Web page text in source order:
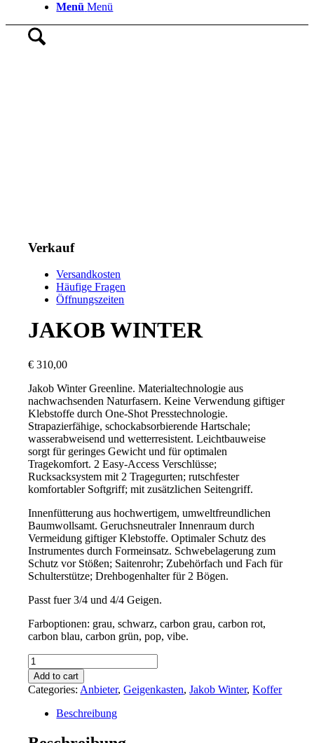
Menü Menü
Verkauf
Versandkosten
Häufige Fragen
Öffnungszeiten
JAKOB WINTER
€ 310,00
Jakob Winter Greenline. Materialtechnologie aus
nachwachsenden Naturfasern. Keine Verwendung giftiger
Klebstoffe durch One-Shot Presstechnologie.
Strapazierfähige, schockabsorbierende Hartschale;
wasserabweisend und wetterresistent. Leichtbauweise
sorgt für geringes Gewicht und für optimalen
Tragekomfort. 2 Easy-Access Verschlüsse;
Rucksacksystem mit 2 Tragegurten; rutschfester
komfortabler Softgriff; mit zusätzlichen Seitengriff.
Innenfütterung aus hochwertigem, umweltfreundlichen
Baumwollsamt. Geruchsneutraler Innenraum durch
Vermeidung giftiger Klebstoffe. Optimaler Schutz des
Instrumentes durch Formeinsatz. Schwebelagerung zum
Schutz vor Stößen; Saitenrohr; Zubehörfach und Fach für
Schulterstütze; Drehbogenhalter für 2 Bögen.
Passt fuer 3/4 und 4/4 Geigen.
Farboptionen: grau, schwarz, carbon grau, carbon rot,
carbon blau, carbon grün, pop, vibe.
JAKOB
WINTER
quantity
Add to cart
Categories: Anbieter,Geigenkasten,Jakob Winter,Koffer
Beschreibung